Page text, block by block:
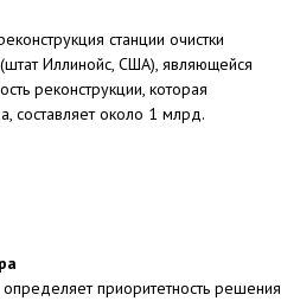
станции очистки
Иллинойс, США), являющейся
реконструкции, которая
составляет около 1 млрд.
приоритетность решения